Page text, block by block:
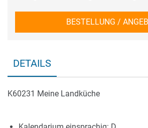
BESTELLUNG /
DETAILS
K60231 Meine Landküche